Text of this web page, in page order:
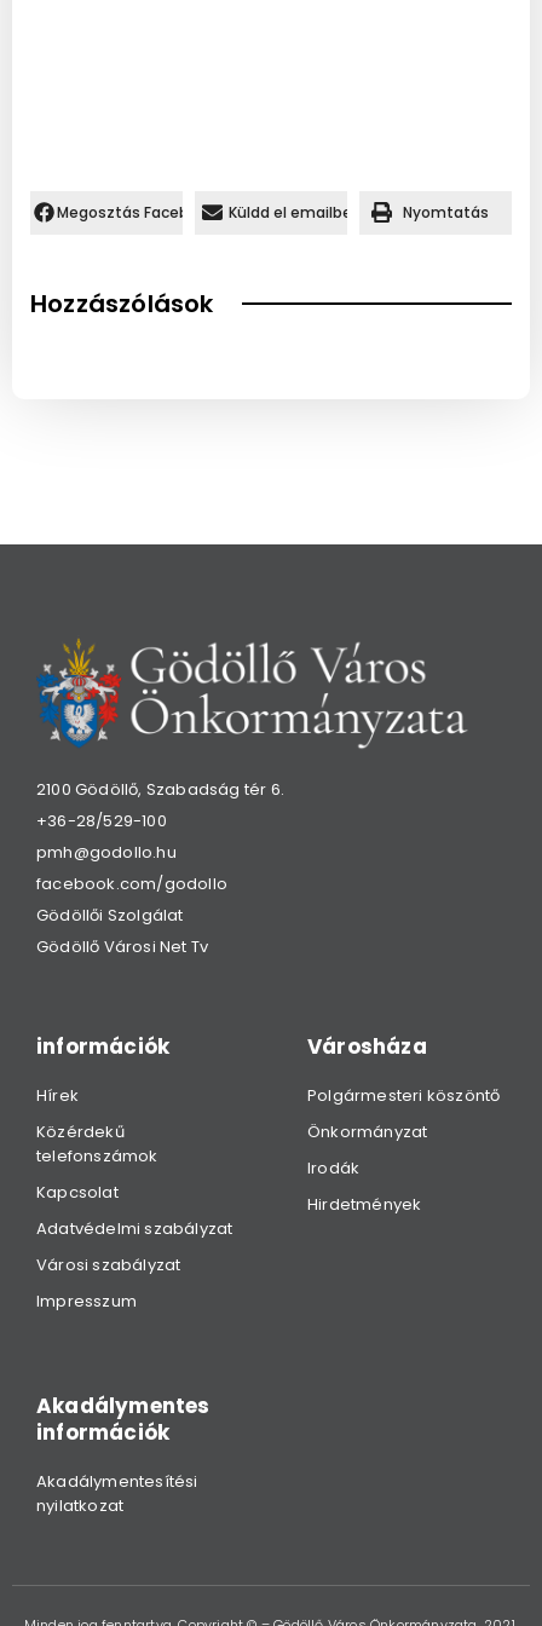
Megosztás Facebookon.Küldd el emailben Nyomtatás
Hozzászólások
2100 Gödöllő, Szabadság tér 6.
+36-28/529-100
pmh@godollo.hu
facebook.com/godollo
Gödöllői Szolgálat
Gödöllő Városi Net Tv
információk
Hírek
Közérdekű
telefonszámok
Kapcsolat
Adatvédelmi szabályzat
Városi szabályzat
Impresszum
Városháza
Polgármesteri köszöntő
Önkormányzat
Irodák
Hirdetmények
Akadálymentes
információk
Akadálymentesítési
nyilatkozat